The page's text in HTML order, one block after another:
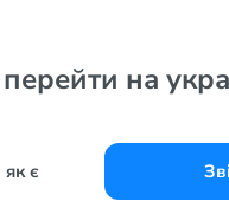
на
є
8259